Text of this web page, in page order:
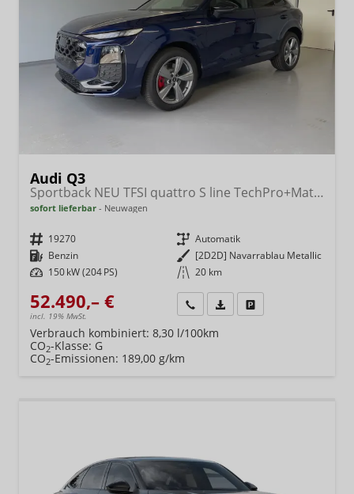
Audi Q3
Sportback NEU TFSI quattro S line TechPro+Matrix+AHK+Alu19+KlimaPlus+ExtSchwarz+DCC
sofort lieferbar Neuwagen
Fahrzeugnr. 19270 Getriebe Automatik
Kraftstoff Benzin Außenfarbe [2D2D] Navarrablau Metallic
Leistung 150 kW (204 PS) Kilometerstand 20 km
52.490,– €
incl. 19% MwSt.
Wir rufen Sie anFahrzeugexposé (PDF)
Verbrauch kombiniert: 8,30 l/100km
CO2-Klasse: G
CO2-Emissionen: 189,00 g/km